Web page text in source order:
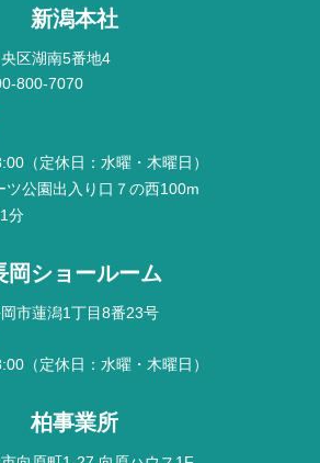
新潟本社
区湖南5番地4
800-7070
（定休日：水曜・木曜日）
ツ公園出入り口７の西100m
分
岡ショールーム
市蓮潟1丁目8番23号
（定休日：水曜・木曜日）
柏事業所